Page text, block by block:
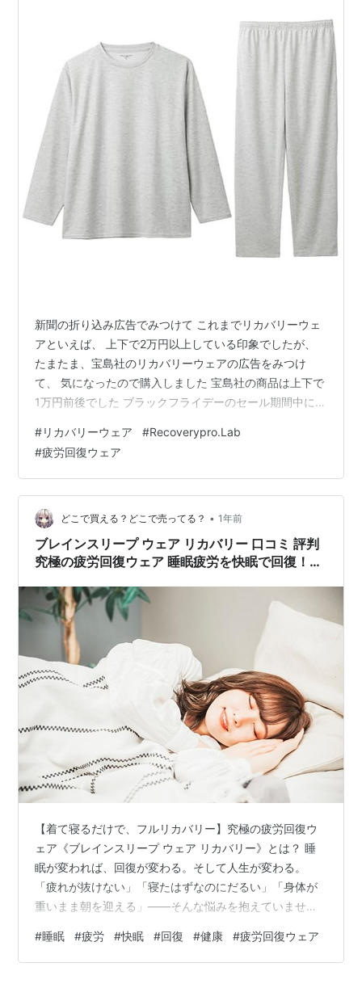
新聞の折り込み広告でみつけて これまでリカバリーウェ
アといえば、 上下で2万円以上している印象でしたが、
たまたま、宝島社のリカバリーウェアの広告をみつけ
て、 気になったので購入しました 宝島社の商品は上下で
1万円前後でした ブラックフライデーのセール期間中に購
象外でしたが、 長く着ることになるだろうから、色で妥
協はしたくないと思い、 定価で購入しました
[Recoverypro Lab.] 疲労回復ウェア 長袖クルーネック
ロングパンツ 上下セット グレー Lサイズ 一般医療機器
リカバリーウェア 男女兼用 血行促進 Recoverypro…
#リカバリーウェア #Recoverypro.Lab
#疲労回復ウェア
どこで買える？どこで売ってる？ • 1年前
ブレインスリープ ウェア リカバリー 口コミ 評判
究極の疲労回復ウェア 睡眠疲労を快眠で回復！健
【着て寝るだけで、フルリカバリー】究極の疲労回復ウ
ェア《ブレインスリープ ウェア リカバリー》とは？ 睡
眠が変われば、回復が変わる。そして人生が変わる。
「疲れが抜けない」「寝たはずなのにだるい」「身体が
重いまま朝を迎える」――そんな悩みを抱えていません
の根本には、睡眠中の回復効率の低さがあります。 今回
ご紹介する《ブレインスリープ ウェア リカバリー》は、
#睡眠 #疲労 #快眠 #回復 #健康 #疲労回復ウェア